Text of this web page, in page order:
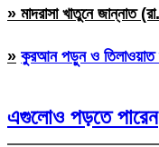
» মাদরাসা খাতুনে জান্নাত
» কুরআন পড়ুন ও তিলাওয়াত
এগুলোও পড়তে পারেন